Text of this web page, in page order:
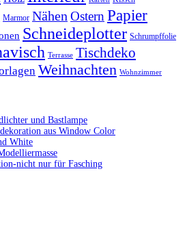
Marmor Nähen Ostern Papier
Schneideplotter Schrumpffolie
Terrasse Tischdeko
Weihnachten Wohnzimmer
und Bastlampe
aus Window Color
White
nicht nur für Fasching